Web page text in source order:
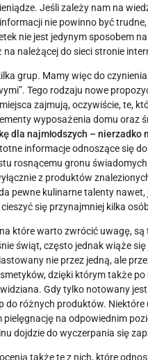
Jeśli zależy nam na
nie powinno być
nie jest jedynym sposobem
należącej do sieci stronie
grup. Mamy więc do
Tego rodzaju nowe
zajmują, oczywiście, te,
wyposażenia domu oraz
dla najmłodszych –
informacje odnoszące się
rosnącemu gronu
z produktów
pewne kulinarne talenty
się przynajmniej kilka
które warto zwrócić uwagę,
świąt, często jednak wiąże
nie przez jedną, ale
dzięki którym także po
Gdy tylko notowany
do różnych produktów.
na odpowiednim
dojdzie do wyczerpania się
także te z nich, które